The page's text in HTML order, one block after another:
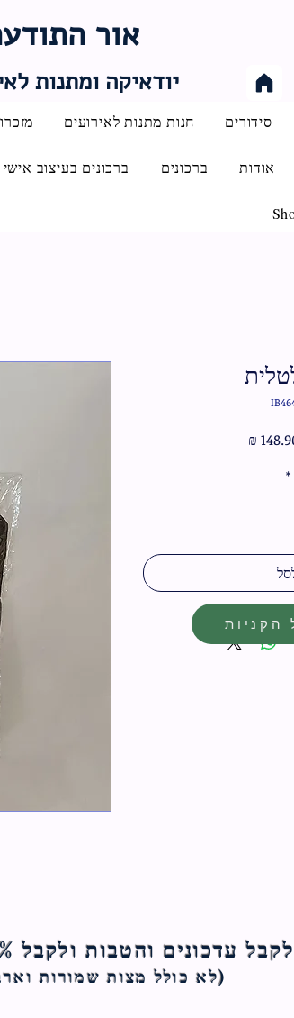
אור
יודאיקה ומתנות
חנות מתנות לאירועים סידורים
ברכונים בעיצוב אישי ברכונים אודות
*
הקניות
והטבות ולקבל 10% הנחה להזמנה הראשונה
(לא כולל מצות שמורות